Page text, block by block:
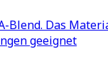
Blend. Das
geeignet